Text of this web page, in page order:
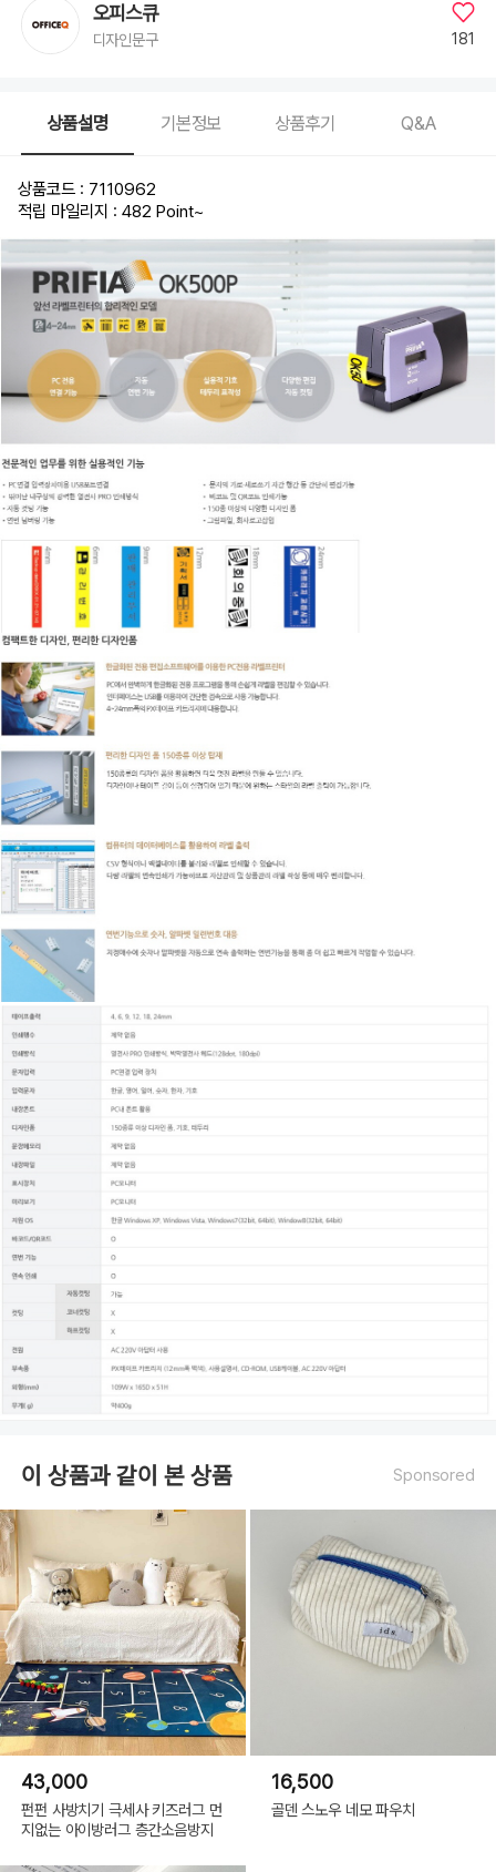
오피스큐
디자인문구 181
상품설명 기본정보 상품후기 Q&A
상품코드 : 7110962
적립 마일리지 : 482 Point~
이 상품과 같이 본 상품 Sponsored
43,000
펀펀 사방치기 극세사 키즈러그 먼
지없는 아이방러그 층간소음방지
16,500
골덴 스노우 네모 파우치